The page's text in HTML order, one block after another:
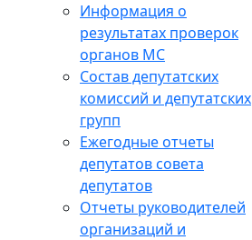
Информация о
результатах проверок
органов МС
Состав депутатских
комиссий и депутатских
групп
Ежегодные отчеты
депутатов совета
депутатов
Отчеты руководителей
организаций и